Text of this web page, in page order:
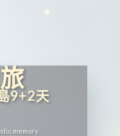
9+2天
memory.